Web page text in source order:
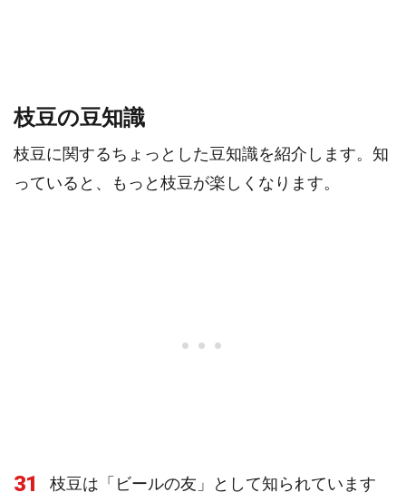
枝豆の豆知識
枝豆に関するちょっとした豆知識を紹介します。知
っていると、もっと枝豆が楽しくなります。
31
枝豆は「ビールの友」として知られています